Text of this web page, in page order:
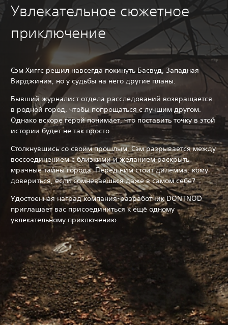
Увлекательное сюжетное
приключение
Сэм Хиггс решил навсегда покинуть Басвуд, Западная
Вирджиния, но у судьбы на него другие планы.
Бывший журналист отдела расследований возвращается
в родной город, чтобы попрощаться с лучшим другом.
Однако вскоре герой понимает, что поставить точку в этой
истории будет не так просто.
Столкнувшись со своим прошлым, Сэм разрывается между
воссоединением с близкими и желанием раскрыть
мрачные тайны города. Перед ним стоит дилемма: кому
довериться, если сомневаешься даже в самом себе?
Удостоенная наград компания-разработчик DONTNOD
приглашает вас присоединиться к ещё одному
увлекательному приключению.